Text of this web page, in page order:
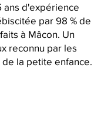
ans d'expérience
par 98 % de
à Mâcon. Un
reconnu par les
la petite enfance.